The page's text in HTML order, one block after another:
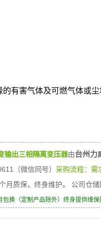
有害气体及可燃气体或
输出三相隔离变压器由台州力
（微信同号） 采购流程：需
月质保，终身维护。 公司仓
换（定制产品除外）终身提供维